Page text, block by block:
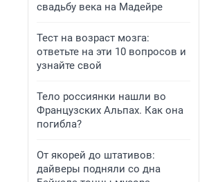
свадьбу века на Мадейре
Тест на возраст мозга:
ответьте на эти 10 вопросов и
узнайте свой
Тело россиянки нашли во
Французских Альпах. Как она
погибла?
От якорей до штативов:
дайверы подняли со дна